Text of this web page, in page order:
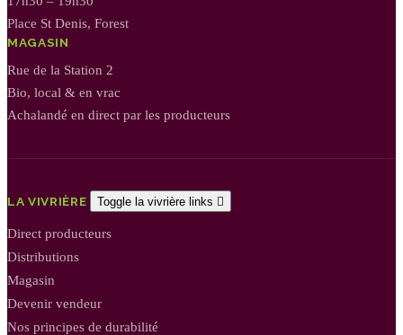
Place St Denis, Forest
MAGASIN
Rue de la Station 2
Bio, local & en vrac
Achalandé en direct par les producteurs
LA VIVRIÈRE Toggle la vivrière links 
Direct producteurs
Distributions
Magasin
Devenir vendeur
Nos principes de durabilité